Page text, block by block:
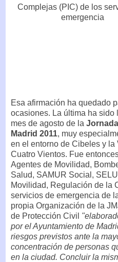
Esa afirmación ha quedado
ocasiones. La última ha
mes de agosto de la
Madrid 2011, muy
en el entorno de Cibeles y
Cuatro Vientos. Fue
Agentes de Movilidad,
Salud, SAMUR Social,
Movilidad, Regulación de la
servicios de emergencia de
propia Organización de la
de Protección Civil
por el Ayuntamiento de
riesgos previstos ante la
concentración de personas
en la ciudad. Concluir la